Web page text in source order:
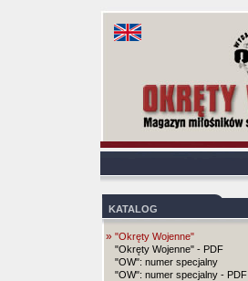
KATALOG
» "Okręty Wojenne"
"Okręty Wojenne" - PDF
"OW": numer specjalny
"OW": numer specjalny - PDF